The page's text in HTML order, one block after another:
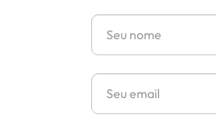
Nome
Email